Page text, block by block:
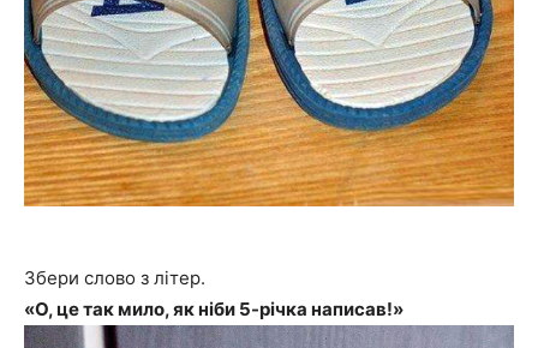
Збери слово з літер.
«О, це так мило, як ніби 5-річка написав!»